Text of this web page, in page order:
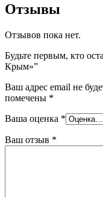
Отзывы
Отзывов пока нет.
Будьте первым, кто
Крым»”
Ваш адрес email не
помечены *
Ваша оценка *
Ваш отзыв *